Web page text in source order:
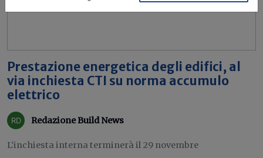
Prestazione energetica degli edifici, al
via inchiesta CTI su norma accumulo
elettrico
Redazione Build News
L'inchiesta interna terminerà il 29 novembre